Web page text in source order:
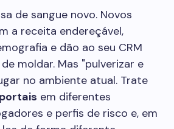
de sangue novo. Novos
a receita endereçável,
e dão ao seu CRM
moldar. Mas "pulverizar e
no ambiente atual. Trate
portais em diferentes
e perfis de risco e, em